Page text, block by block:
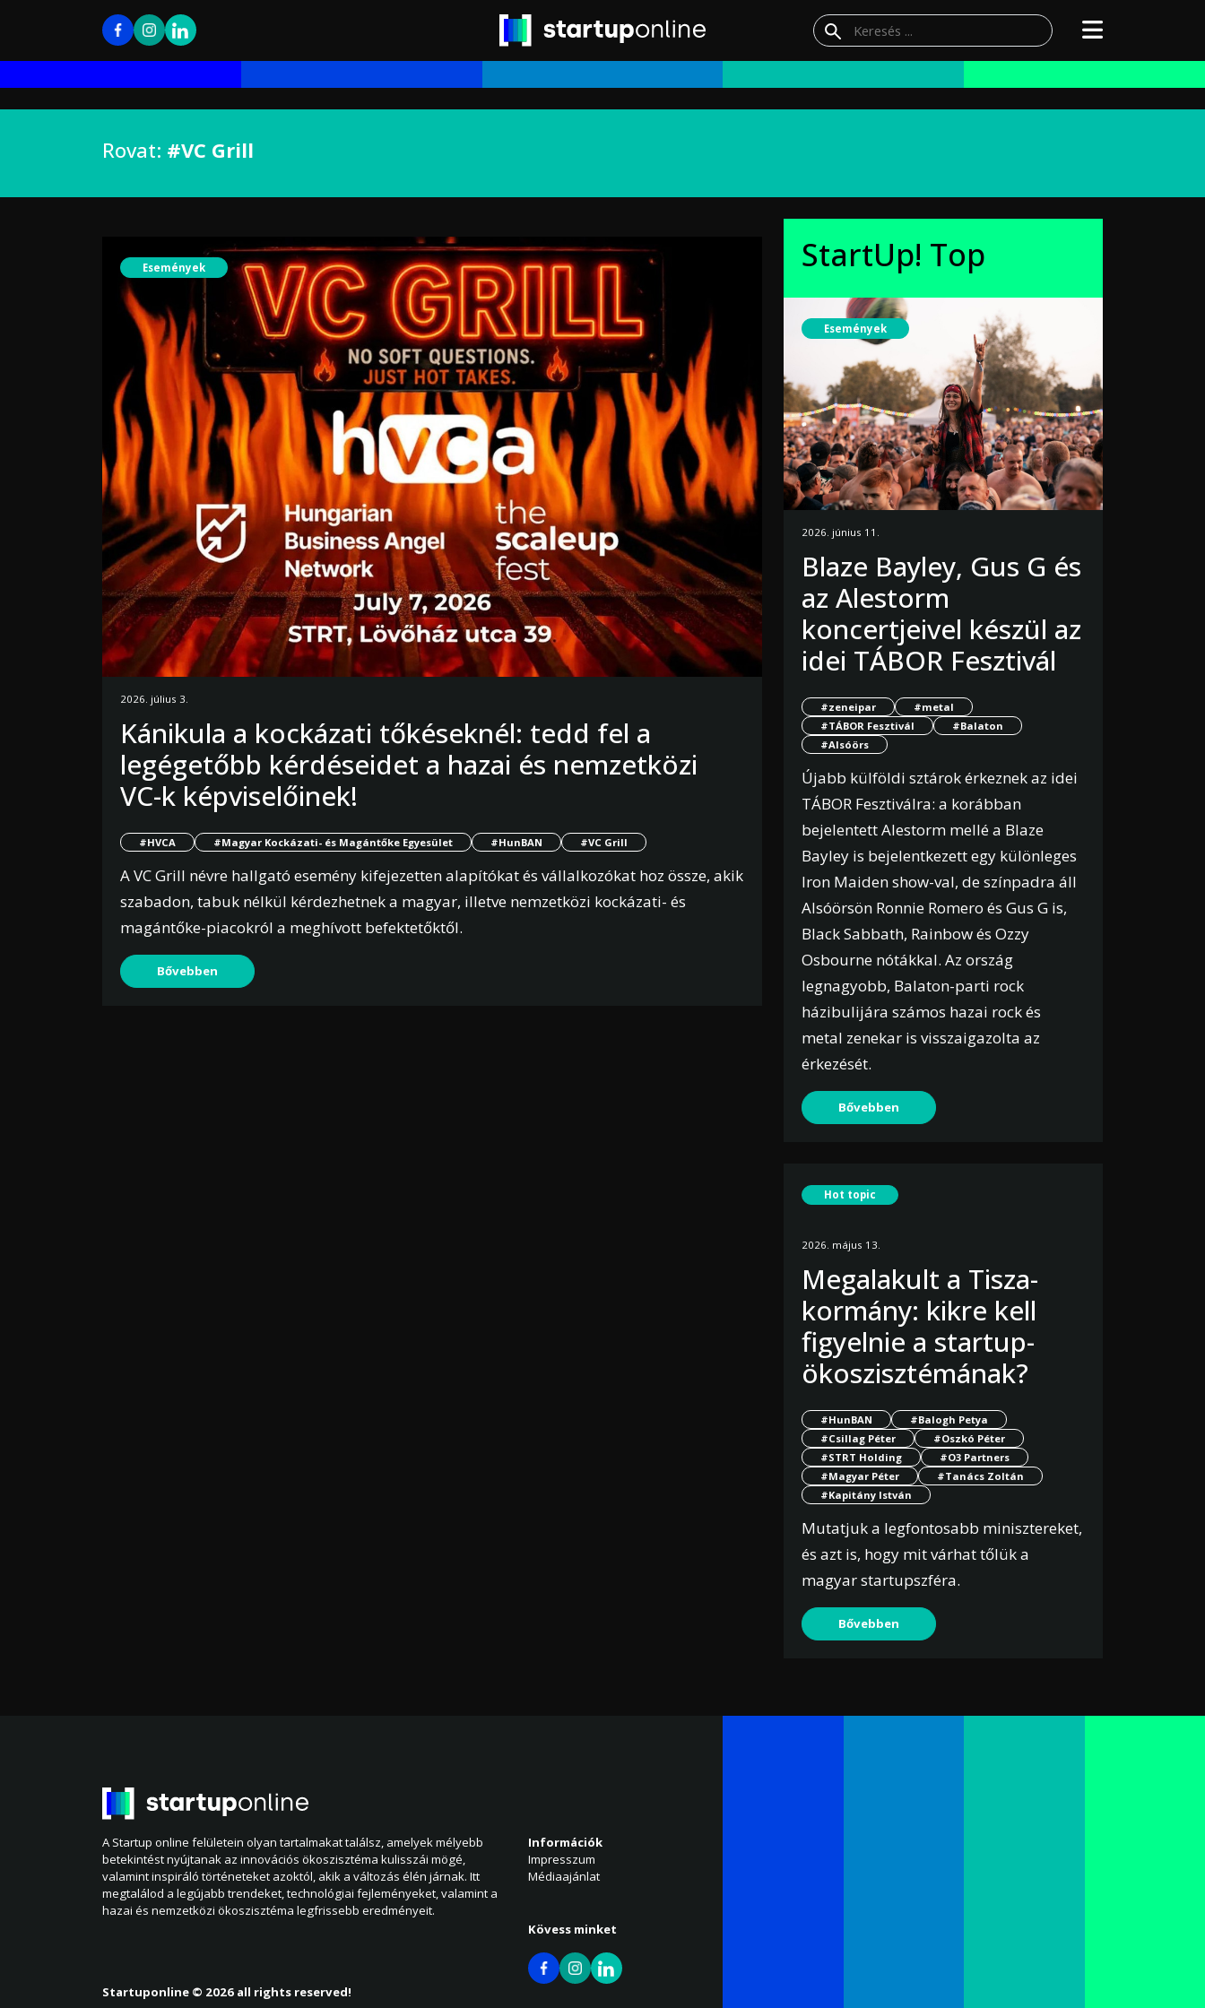
Rovat: #VC Grill
Események
2026. július 3.
Kánikula a kockázati tőkéseknél: tedd fel a
legégetőbb kérdéseidet a hazai és nemzetközi
VC-k képviselőinek!
#HVCA #Magyar Kockázati- és Magántőke Egyesület #HunBAN #VC Grill
A VC Grill névre hallgató esemény kifejezetten alapítókat és vállalkozókat hoz össze, akik
szabadon, tabuk nélkül kérdezhetnek a magyar, illetve nemzetközi kockázati- és
magántőke-piacokról a meghívott befektetőktől.
Bővebben
StartUp! Top
Események
2026. június 11.
Blaze Bayley, Gus G és
az Alestorm
koncertjeivel készül az
idei TÁBOR Fesztivál
#zeneipar
#metal
#TÁBOR Fesztivál
#Balaton
#Alsóörs
Újabb külföldi sztárok érkeznek az idei
TÁBOR Fesztiválra: a korábban
bejelentett Alestorm mellé a Blaze
Bayley is bejelentkezett egy különleges
Iron Maiden show-val, de színpadra áll
Alsóörsön Ronnie Romero és Gus G is,
Black Sabbath, Rainbow és Ozzy
Osbourne nótákkal. Az ország
legnagyobb, Balaton-parti rock
házibulijára számos hazai rock és
metal zenekar is visszaigazolta az
érkezését.
Bővebben
Hot topic
2026. május 13.
Megalakult a Tisza-
kormány: kikre kell
figyelnie a startup-
ökoszisztémának?
#HunBAN
#Balogh Petya
#Csillag Péter
#Oszkó Péter
#STRT Holding
#O3 Partners
#Magyar Péter
#Tanács Zoltán
#Kapitány István
Mutatjuk a legfontosabb minisztereket,
és azt is, hogy mit várhat tőlük a
magyar startupszféra.
Bővebben
A Startup online felületein olyan tartalmakat találsz, amelyek mélyebb
betekintést nyújtanak az innovációs ökoszisztéma kulisszái mögé,
valamint inspiráló történeteket azoktól, akik a változás élén járnak. Itt
megtalálod a legújabb trendeket, technológiai fejleményeket, valamint a
hazai és nemzetközi ökoszisztéma legfrissebb eredményeit.
Információk
Impresszum
Médiaajánlat
Kövess minket
Startuponline © 2026 all rights reserved!